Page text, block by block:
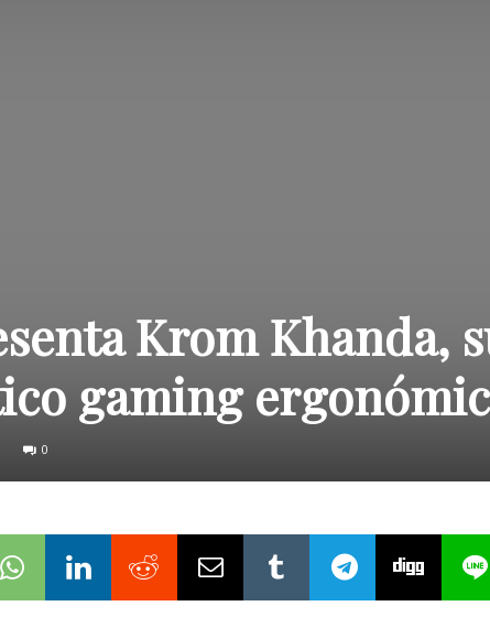
Krom Khanda,
gaming
0